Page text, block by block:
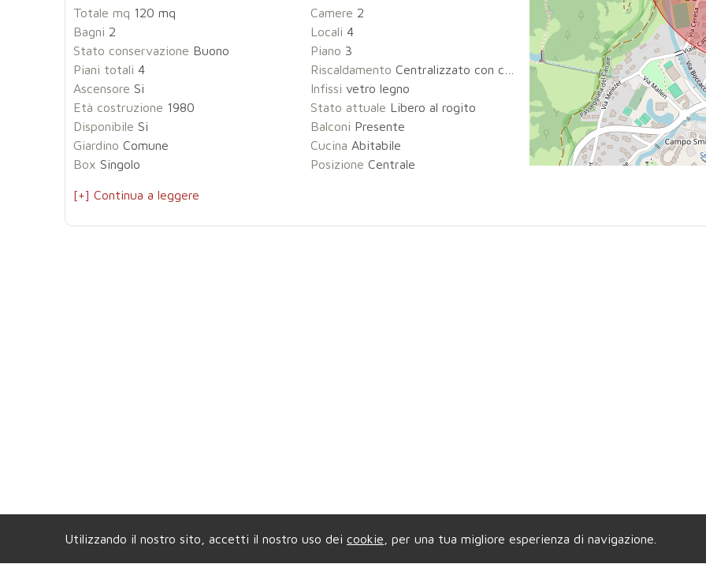
Totale mq 120 mq Camere 2
Bagni 2 Locali 4
Stato conservazione Buono Piano 3
Piani totali 4 Riscaldamento Centralizzato con contabilizzatore di calore
Ascensore Si Infissi vetro legno
Età costruzione 1980 Stato attuale Libero al rogito
Disponibile Si Balconi Presente
Giardino Comune Cucina Abitabile
Box Singolo Posizione Centrale
[+] Continua a leggere
Utilizzando il nostro sito, accetti il nostro uso dei cookie , per una tua migliore esperienza di navigazione.